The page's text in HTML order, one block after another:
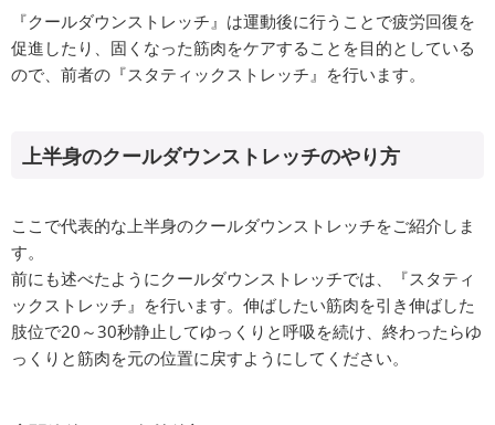
『クールダウンストレッチ』は運動後に行うことで疲労回復を
促進したり、固くなった筋肉をケアすることを目的としている
ので、前者の『スタティックストレッチ』を行います。
上半身のクールダウンストレッチのやり方
ここで代表的な上半身のクールダウンストレッチをご紹介しま
す。
前にも述べたようにクールダウンストレッチでは、『スタティ
ックストレッチ』を行います。伸ばしたい筋肉を引き伸ばした
肢位で20～30秒静止してゆっくりと呼吸を続け、終わったらゆ
っくりと筋肉を元の位置に戻すようにしてください。